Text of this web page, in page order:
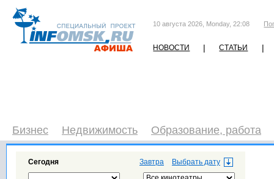
10 августа 2026, Monday, 22:08
НОВОСТИ | СТАТЬИ |
Бизнес Недвижимость Образование, работа
Завтра
Сегодня